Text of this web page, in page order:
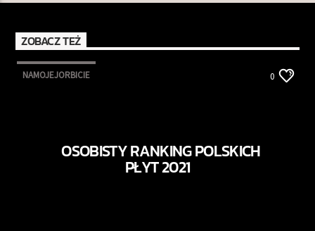
ZOBACZ TEŻ
NAMOJEJORBICIE 0
OSOBISTY RANKING POLSKICH
PŁYT 2021